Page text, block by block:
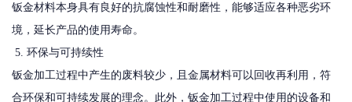
钣金材料本身具有良好的抗腐蚀性和耐磨性，能够适应各种恶劣环
境，延长产品的使用寿命。
5. 环保与可持续性
钣金加工过程中产生的废料较少，且金属材料可以回收再利用，符
合环保和可持续发展的理念。此外，钣金加工过程中使用的设备和